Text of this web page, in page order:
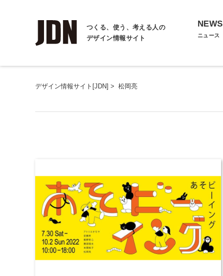
つくる、使う、考える人の
デザイン情報サイト
NEWS
ニュース
デザイン情報サイト[JDN] > 松岡亮